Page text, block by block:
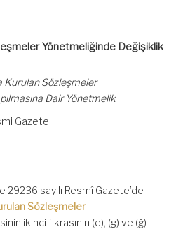
Yönetmeliğinde Değişiklik
Kurulan Sözleşmeler
Dair Yönetmelik
Gazete
29236 sayılı Resmî Gazete’de
Sözleşmeler
ikinci fıkrasının (e), (g) ve (ğ)